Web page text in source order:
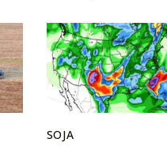
SOJA